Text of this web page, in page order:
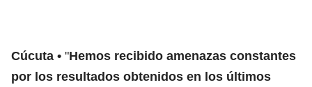
Cúcuta "Hemos recibido amenazas constantes
por los resultados obtenidos en los últimos